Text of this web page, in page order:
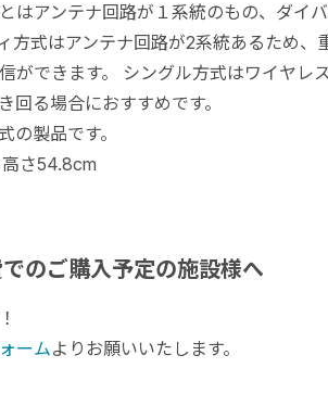
はアンテナ回路が１系統のもの、ダイ
方式はアンテナ回路が2系統あるため
ができます。 シングル方式はワイヤレ
回る場合におすすめです。
製品です。
さ54.8cm
のご購入予定の施設様へ
ームよりお願いいたします。